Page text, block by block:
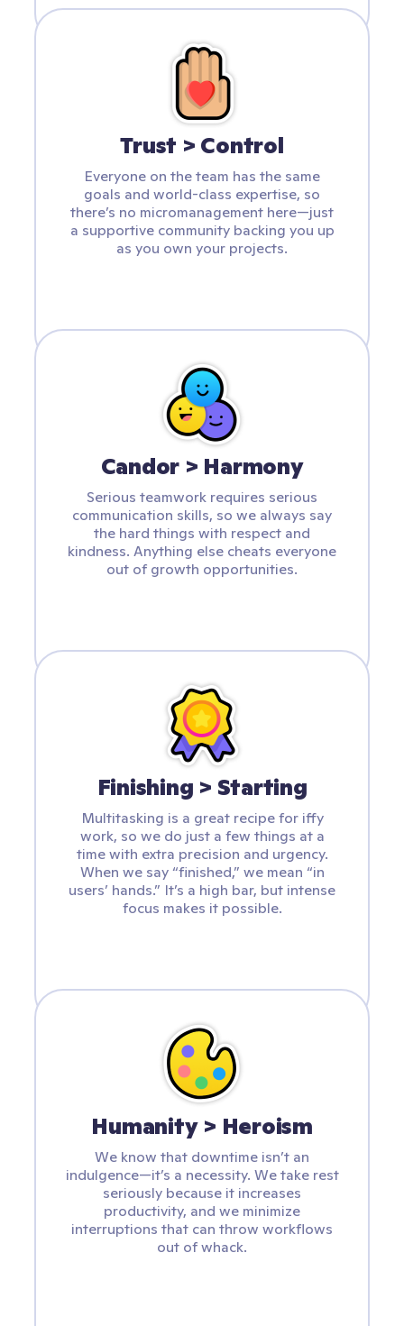
Trust > Control
Everyone on the team has the same
goals and world-class expertise, so
there’s no micromanagement here—just
a supportive community backing you up
as you own your projects.
Candor > Harmony
Serious teamwork requires serious
communication skills, so we always say
the hard things with respect and
kindness. Anything else cheats everyone
out of growth opportunities.
Finishing > Starting
Multitasking is a great recipe for iffy
work, so we do just a few things at a
time with extra precision and urgency.
When we say “finished,” we mean “in
users’ hands.” It’s a high bar, but intense
focus makes it possible.
Humanity > Heroism
We know that downtime isn’t an
indulgence—it’s a necessity. We take rest
seriously because it increases
productivity, and we minimize
interruptions that can throw workflows
out of whack.